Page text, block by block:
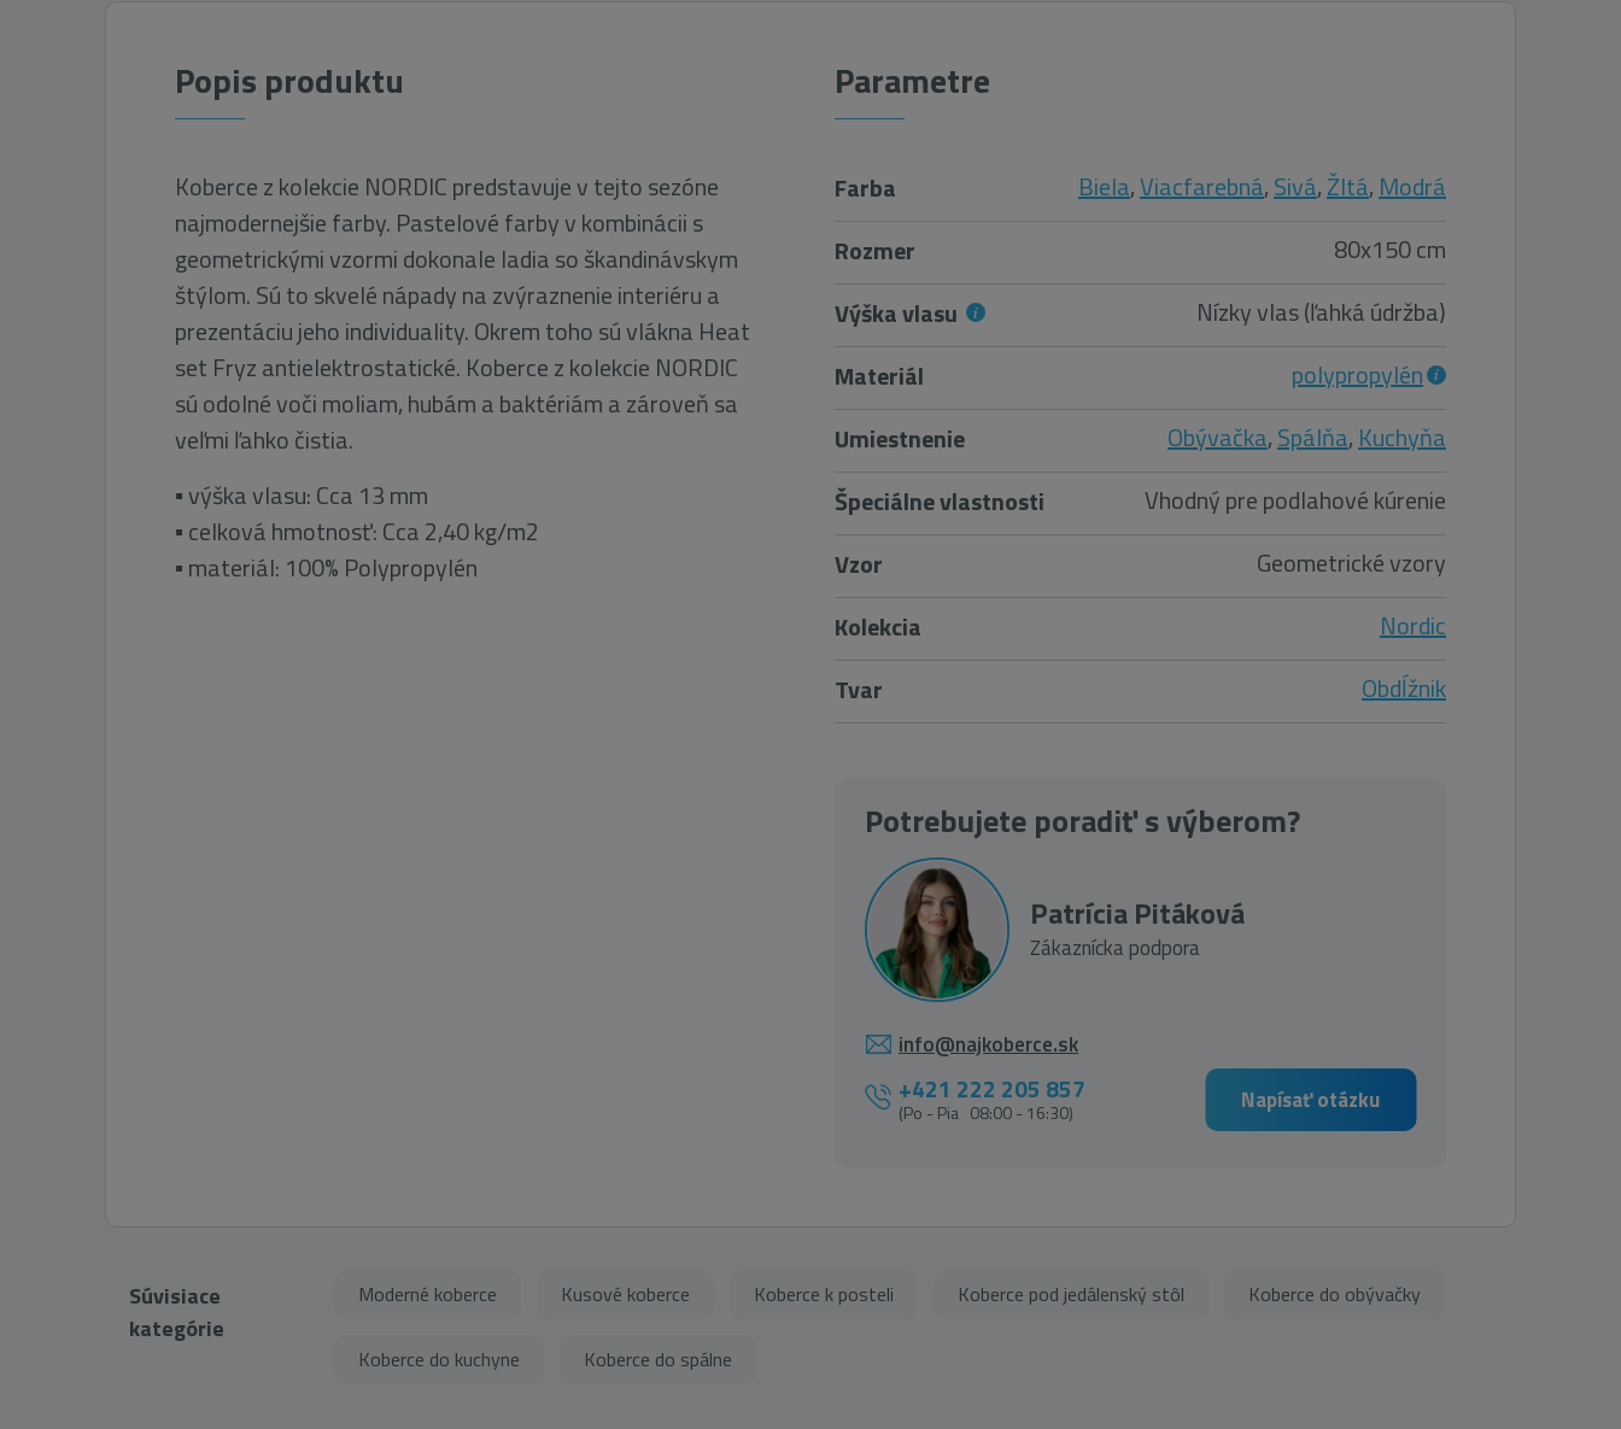
Popis produktu
Koberce z kolekcie NORDIC predstavuje v tejto sezóne
najmodernejšie farby. Pastelové farby v kombinácii s
geometrickými vzormi dokonale ladia so škandinávskym
štýlom. Sú to skvelé nápady na zvýraznenie interiéru a
prezentáciu jeho individuality. Okrem toho sú vlákna Heat
set Fryz antielektrostatické. Koberce z kolekcie NORDIC
sú odolné voči moliam, hubám a baktériám a zároveň sa
veľmi ľahko čistia.
▪ výška vlasu: Cca 13 mm
▪ celková hmotnosť: Cca 2,40 kg/m2
▪ materiál: 100% Polypropylén
Parametre
Farba Biela,Viacfarebná,Sivá,Žltá,Modrá
Rozmer
80x150 cm
Výška vlasu
Nízky vlas (ľahká údržba)
Materiál
polypropylén
Umiestnenie
Obývačka,Spálňa,Kuchyňa
Špeciálne vlastnosti
Vhodný pre podlahové kúrenie
Vzor
Geometrické vzory
Kolekcia
Nordic
Tvar
Obdĺžnik
Potrebujete poradiť s výberom?
Patrícia Pitáková
Zákaznícka podpora
info@najkoberce.sk
+421 222 205 857
(Po - Pia 08:00 - 16:30) Napísať otázku
Súvisiace
kategórie
Moderné koberce Kusové koberce Koberce k posteli Koberce pod jedálenský stôl Koberce do obývačky
Koberce do kuchyne Koberce do spálne